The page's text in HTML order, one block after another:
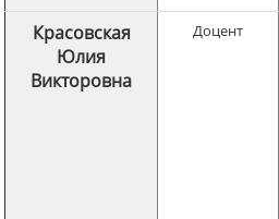
Красовская
Юлия
Викторовна
Доцент